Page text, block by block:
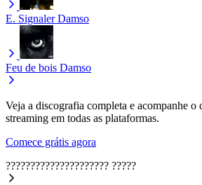
Ε. Signaler Damso
Feu de bois Damso
Veja a discografia completa e acompanhe o
streaming em todas as plataformas.
Comece grátis agora
????????????????????? ?????